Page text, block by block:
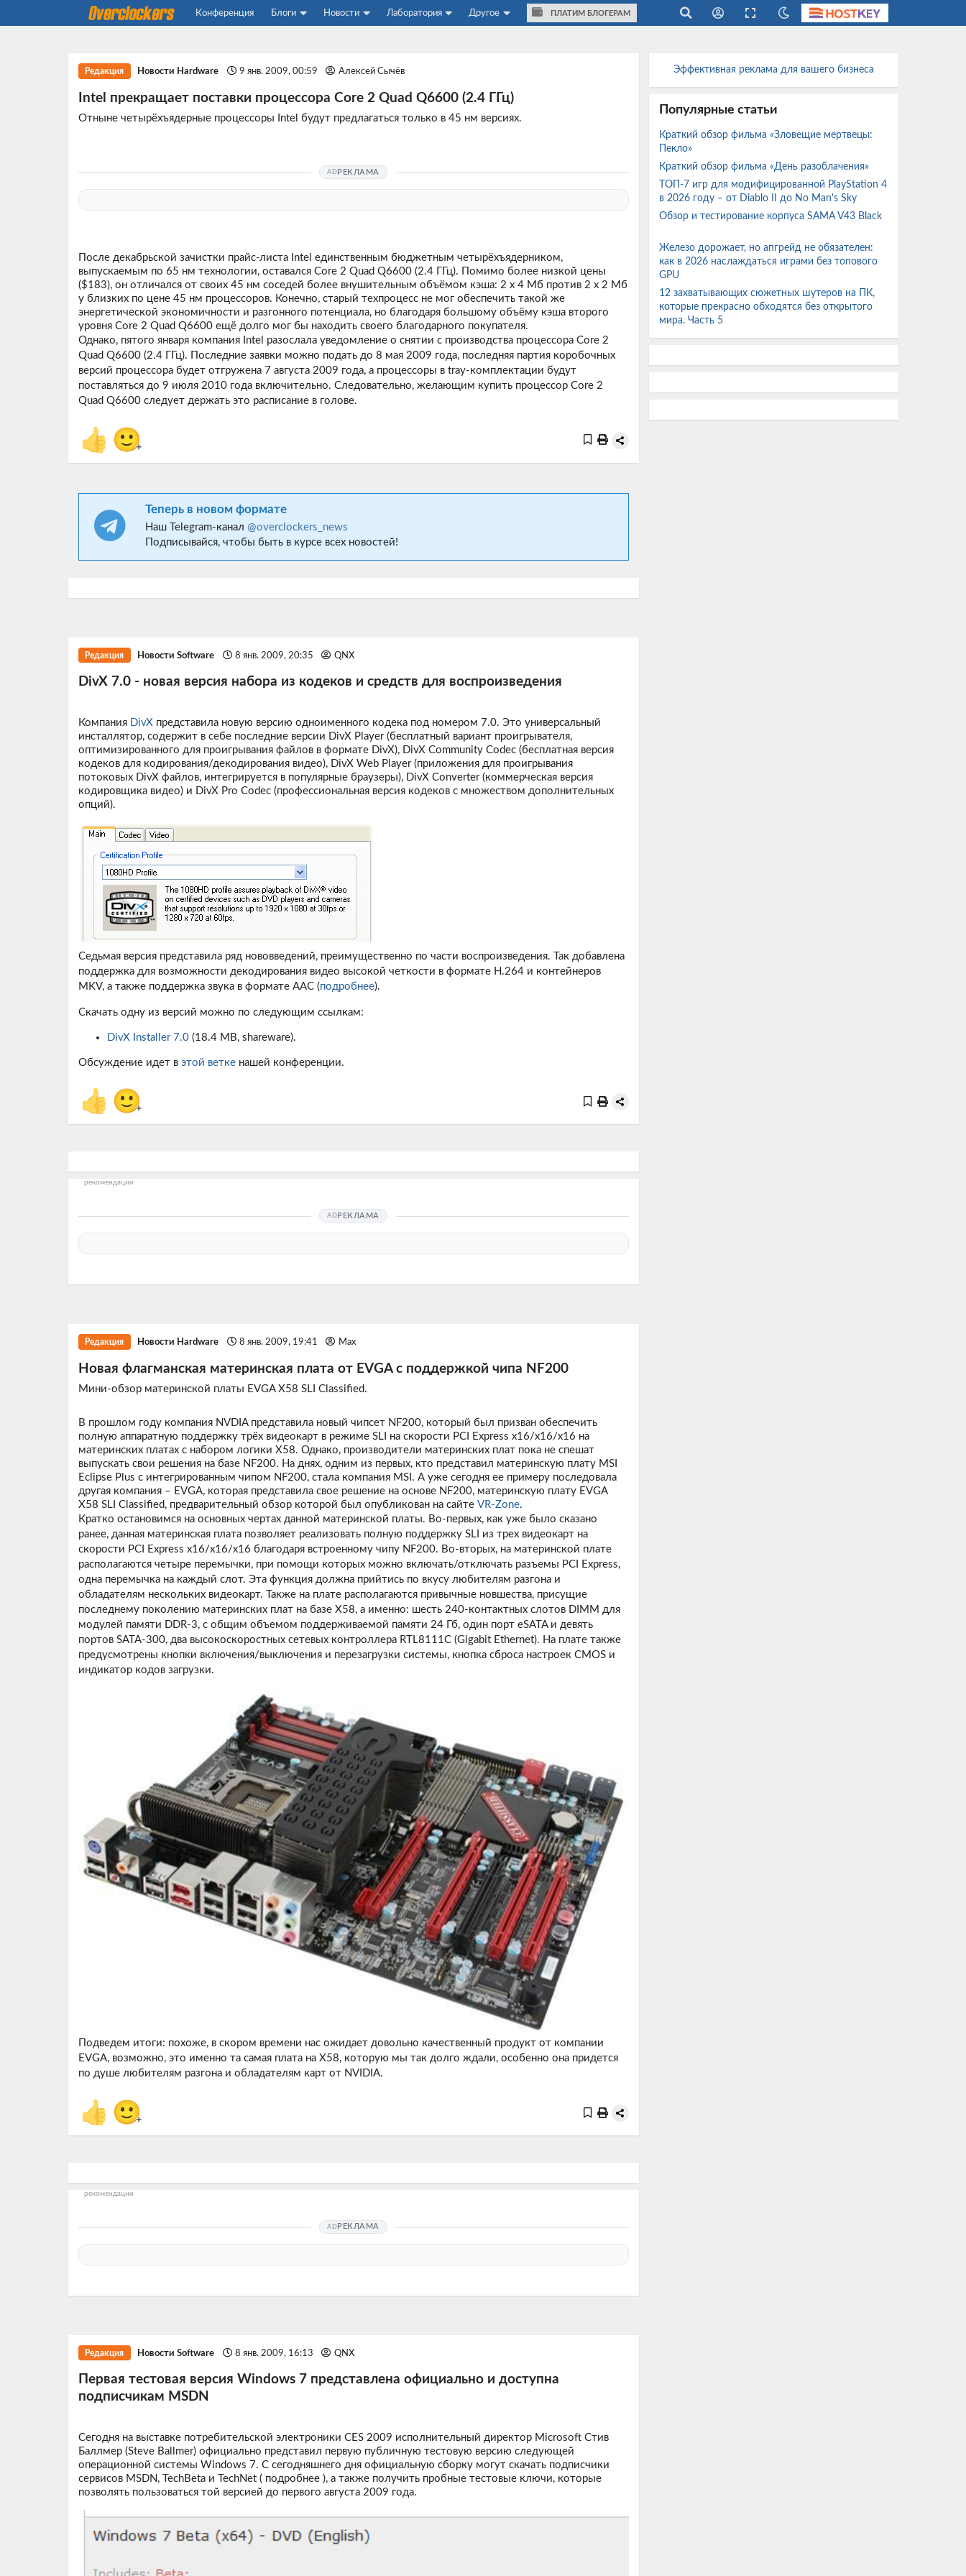
Конференция Блоги Новости Лаборатория Другое ПЛАТИМ БЛОГЕРАМ
Редакция Новости Hardware 9 янв. 2009, 00:59 Алексей Сычёв
Intel прекращает поставки процессора Core 2 Quad Q6600 (2.4 ГГц)
Отныне четырёхъядерные процессоры Intel будут предлагаться только в 45 нм версиях.
РЕКЛАМА
После декабрьской зачистки прайс-листа Intel единственным бюджетным четырёхъядерником,
выпускаемым по 65 нм технологии, оставался Core 2 Quad Q6600 (2.4 ГГц). Помимо более низкой цены
($183), он отличался от своих 45 нм соседей более внушительным объёмом кэша: 2 х 4 Мб против 2 х 2 Мб
у близких по цене 45 нм процессоров. Конечно, старый техпроцесс не мог обеспечить такой же
энергетической экономичности и разгонного потенциала, но благодаря большому объёму кэша второго
уровня Core 2 Quad Q6600 ещё долго мог бы находить своего благодарного покупателя.
Однако, пятого января компания Intel разослала уведомление о снятии с производства процессора Core 2
Quad Q6600 (2.4 ГГц). Последние заявки можно подать до 8 мая 2009 года, последняя партия коробочных
версий процессора будет отгружена 7 августа 2009 года, а процессоры в tray-комплектации будут
поставляться до 9 июля 2010 года включительно. Следовательно, желающим купить процессор Core 2
Quad Q6600 следует держать это расписание в голове.
👍 🙂
+
Теперь в новом формате
Наш Telegram-канал @overclockers_news
Подписывайся, чтобы быть в курсе всех новостей!
Редакция Новости Software 8 янв. 2009, 20:35 QNX
DivX 7.0 - новая версия набора из кодеков и средств для воспроизведения
Компания DivX представила новую версию одноименного кодека под номером 7.0. Это универсальный
инсталлятор, содержит в себе последние версии DivX Player (бесплатный вариант проигрывателя,
оптимизированного для проигрывания файлов в формате DivX), DivX Community Codec (бесплатная версия
кодеков для кодирования/декодирования видео), DivX Web Player (приложения для проигрывания
потоковых DivX файлов, интегрируется в популярные браузеры), DivX Converter (коммерческая версия
кодировщика видео) и DivX Pro Codec (профессиональная версия кодеков с множеством дополнительных
опций).
Седьмая версия представила ряд нововведений, преимущественно по части воспроизведения. Так добавлена
поддержка для возможности декодирования видео высокой четкости в формате H.264 и контейнеров
MKV, а также поддержка звука в формате AAC (подробнее).
Скачать одну из версий можно по следующим ссылкам:
DivX Installer 7.0(18.4 MB, shareware).
Обсуждение идет в этой веткенашей конференции.
👍 🙂
+
рекомендации
РЕКЛАМА
Редакция Новости Hardware 8 янв. 2009, 19:41 Max
Новая флагманская материнская плата от EVGA с поддержкой чипа NF200
Мини-обзор материнской платы EVGA X58 SLI Classified.
В прошлом году компания NVDIA представила новый чипсет NF200, который был призван обеспечить
полную аппаратную поддержку трёх видеокарт в режиме SLI на скорости PCI Express x16/x16/x16 на
материнских платах с набором логики X58. Однако, производители материнских плат пока не спешат
выпускать свои решения на базе NF200. На днях, одним из первых, кто представил материнскую плату MSI
Eclipse Plus с интегрированным чипом NF200, стала компания MSI. А уже сегодня ее примеру последовала
другая компания – EVGA, которая представила свое решение на основе NF200, материнскую плату EVGA
X58 SLI Classified, предварительный обзор которой был опубликован на сайте VR-Zone.
Кратко остановимся на основных чертах данной материнской платы. Во-первых, как уже было сказано
ранее, данная материнская плата позволяет реализовать полную поддержку SLI из трех видеокарт на
скорости PCI Express x16/x16/x16 благодаря встроенному чипу NF200. Во-вторых, на материнской плате
располагаются четыре перемычки, при помощи которых можно включать/отключать разъемы PCI Express,
одна перемычка на каждый слот. Эта функция должна прийтись по вкусу любителям разгона и
обладателям нескольких видеокарт. Также на плате располагаются привычные новшества, присущие
последнему поколению материнских плат на базе X58, а именно: шесть 240-контактных слотов DIMM для
модулей памяти DDR-3, с общим объемом поддерживаемой памяти 24 Гб, один порт eSATA и девять
портов SATA-300, два высокоскоростных сетевых контроллера RTL8111C (Gigabit Ethernet). На плате также
предусмотрены кнопки включения/выключения и перезагрузки системы, кнопка сброса настроек CMOS и
индикатор кодов загрузки.
Подведем итоги: похоже, в скором времени нас ожидает довольно качественный продукт от компании
EVGA, возможно, это именно та самая плата на X58, которую мы так долго ждали, особенно она придется
по душе любителям разгона и обладателям карт от NVIDIA.
👍 🙂
+
рекомендации
РЕКЛАМА
Редакция Новости Software 8 янв. 2009, 16:13 QNX
Первая тестовая версия Windows 7 представлена официально и доступна
подписчикам MSDN
Сегодня на выставке потребительской электроники CES 2009 исполнительный директор Microsoft Стив
Баллмер (Steve Ballmer) официально представил первую публичную тестовую версию следующей
операционной системы Windows 7. С сегодняшнего дня официальную сборку могут скачать подписчики
сервисов MSDN, TechBeta и TechNet ( подробнее), а также получить пробные тестовые ключи, которые
позволять пользоваться той версией до первого августа 2009 года.
Эффективная реклама для вашего бизнеса
Популярные статьи
Краткий обзор фильма «Зловещие мертвецы:
Пекло»
Краткий обзор фильма «День разоблачения»
ТОП-7 игр для модифицированной PlayStation 4
в 2026 году – от Diablo II до No Man's Sky
Обзор и тестирование корпуса SAMA V43 Black
Железо дорожает, но апгрейд не обязателен:
как в 2026 наслаждаться играми без топового
GPU
12 захватывающих сюжетных шутеров на ПК,
которые прекрасно обходятся без открытого
мира. Часть 5